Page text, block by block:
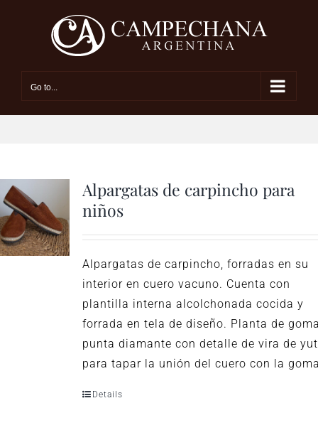
Go to...
Alpargatas de carpincho para
niños
Alpargatas de carpincho, forradas en su
interior en cuero vacuno. Cuenta con
plantilla interna alcolchonada cocida y
forrada en tela de diseño. Planta de
punta diamante con detalle de vira de
para tapar la unión del cuero con la
Details